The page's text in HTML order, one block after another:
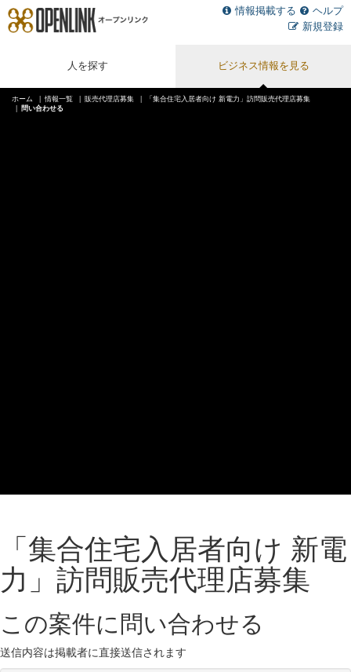
人を探す ビジネス情報を見る
情報掲載する
ヘルプ
新規登録
ホーム 情報一覧 販売代理店募集
「集合住宅入居者向け 新電力」訪問販売代理店募集
問い合わせる
「集合住宅入居者向け 新電
力」訪問販売代理店募集
この案件に問い合わせる
送信内容は掲載者に直接送信されます